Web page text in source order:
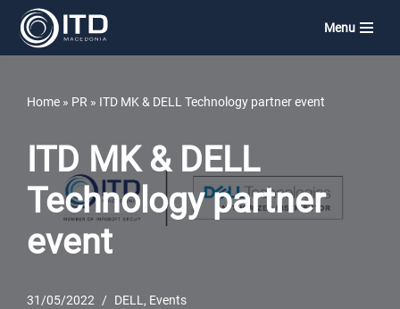
Skip
Menu
Home » PR » ITD MK & DELL Technology partner event
ITD MK & DELL
Technology partner
event
31/05/2022 DELL, Events